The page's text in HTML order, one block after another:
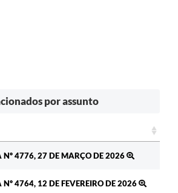
por assunto
Nº 4776, 27 DE MARÇO DE 2026
4764, 12 DE FEVEREIRO DE 2026